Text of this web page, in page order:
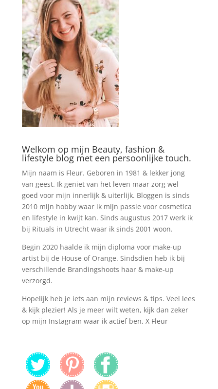
Welkom op mijn Beauty, fashion &
lifestyle blog met een persoonlijke touch.
Mijn naam is Fleur. Geboren in 1981 & lekker jong
van geest. Ik geniet van het leven maar zorg wel
goed voor mijn innerlijk & uiterlijk. Bloggen is sinds
2010 mijn hobby waar ik mijn passie voor cosmetica
en lifestyle in kwijt kan. Sinds augustus 2017 werk ik
bij Rituals in Utrecht waar ik sinds 2001 woon.
Begin 2020 haalde ik mijn diploma voor make-up
artist bij de House of Orange. Sindsdien heb ik bij
verschillende Brandingshoots haar & make-up
verzorgd.
Hopelijk heb je iets aan mijn reviews & tips. Veel lees
& kijk plezier! Als je meer wilt weten, kijk dan zeker
op mijn Instagram waar ik actief ben, X Fleur